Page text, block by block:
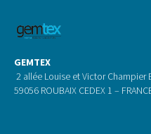
GEMTEX
2 allée Louise et Victor Champier
59056 ROUBAIX CEDEX 1 –